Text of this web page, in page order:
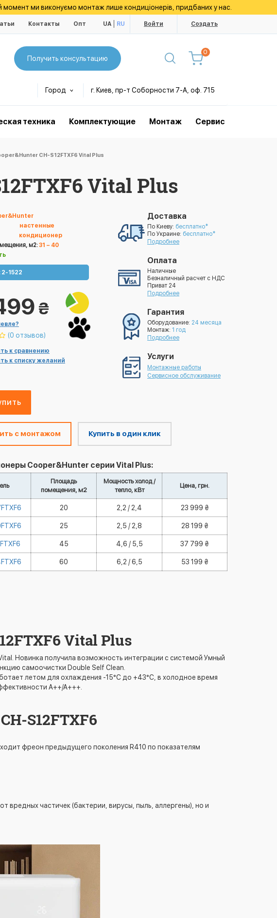
ми виконуємо монтаж лише кондиціонерів, придбаних у нас.
Контакты Опт UA RU Войти Создать
Получить консультацию
0
Город г. Киев, пр-т Соборности 7-А, оф. 715
техника Комплектующие Монтаж Сервис
CH-S12FTXF6 Vital Plus
Vital Plus
настенные
кондиционер
м2:31 – 40
2-1522
₴
(0 отзывов)
к сравнению
к списку желаний
Доставка
По Киеву: бесплатно*
По Украине: бесплатно*
Подробнее
Оплата
Наличные
Безналичный расчет с НДС
Приват 24
Подробнее
Гарантия
Оборудование: 24 месяца
Монтаж: 1 год
Подробнее
Услуги
Монтажные работы
Сервисное обслуживание
с монтажом Купить в один клик
Cooper&Hunter серии Vital Plus:
Площадь
помещения, м2
Мощность холод /
тепло, кВт
Цена, грн.
20 2,2 / 2,4 23 999 ₴
25 2,5 / 2,8 28 199 ₴
45 4,6 / 5,5 37 799 ₴
60 6,2 / 6,5 53 199 ₴
Vital Plus
Новинка получила возможность интеграции с системой Умный
самоочистки Double Self Clean.
летом для охлаждения -15°C до +43°C, в холодное время
А++/А+++.
S12FTXF6
фреон предыдущего поколения R410 по показателям
частичек (бактерии, вирусы, пыль, аллергены), но и